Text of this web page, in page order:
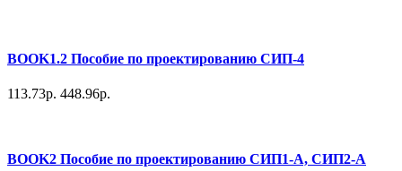
BOOK1.2 Пособие по проектированию СИП-4
113.73р. 448.96р.
BOOK2 Пособие по проектированию СИП1-А, СИП2-А